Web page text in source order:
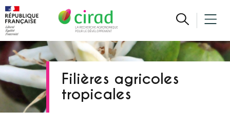
Filières agricoles
tropicales